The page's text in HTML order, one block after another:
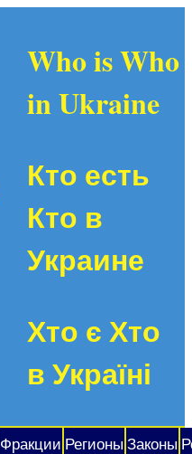
Who is Who
in Ukraine
Кто есть
Кто в
Украине
Хто є Хто
в Україні
Фракции Регионы Законы